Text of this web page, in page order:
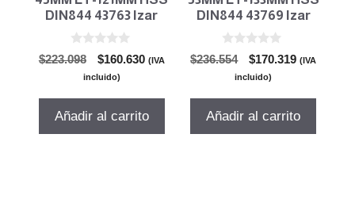
DIN844 43763 Izar
0
d
$223.098
El
precio
era:
$160.630El(IVA
incluido)
Añadir al carrito
DIN844 43769 Izar
0
d
$236.554
El
precio
era:
$170.319El(IVA
incluido)
Añadir al carrito